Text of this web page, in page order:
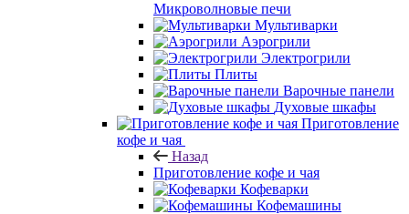
Микроволновые печи
Мультиварки
Аэрогрили
Электрогрили
Плиты
Варочные панели
Духовые шкафы
Приготовление
кофе и чая
Назад
Приготовление кофе и чая
Кофеварки
Кофемашины